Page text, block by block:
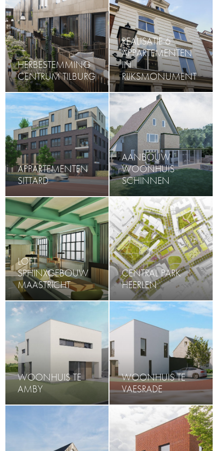
HERBESTEMMING
CENTRUM TILBURG
REALISATIE 6
APPARTEMENTEN
IN
RIJKSMONUMENT
APPARTEMENTEN
SITTARD
AANBOUW
WOONHUIS
SCHINNEN
LOFT
SPHINXGEBOUW
MAASTRICHT
CENTRAL PARK
HEERLEN
WOONHUIS TE
AMBY
WOONHUIS TE
VAESRADE